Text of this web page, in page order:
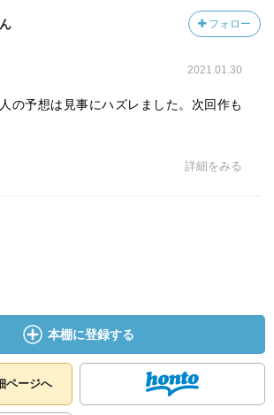
フォロー
2021.01.30
の予想は見事にハズレました。次回作も
詳細をみる
本棚に登録する
ページへ